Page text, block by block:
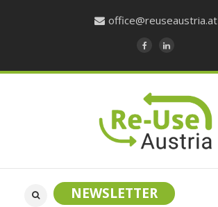
office@reuseaustria.at
NEWSLETTER